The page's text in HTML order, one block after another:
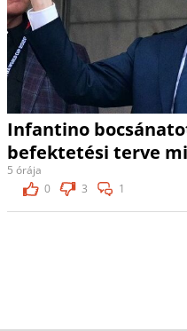
Infantino
befektetési terve
5 órája
0
3 1